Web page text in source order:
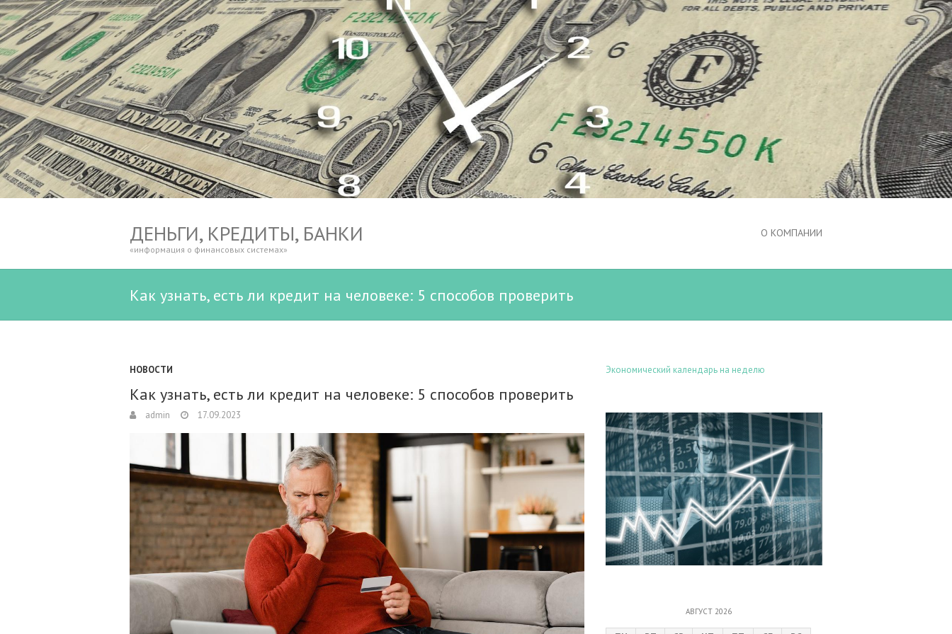
ДЕНЬГИ, КРЕДИТЫ, БАНКИ
«информация о финансовых системах»
О КОМПАНИИ
Как узнать, есть ли кредит на человеке: 5 способов проверить
НОВОСТИ
Как узнать, есть ли кредит на человеке: 5 способов проверить
admin 17.09.2023
Экономический календарь на неделю
АВГУСТ 2026